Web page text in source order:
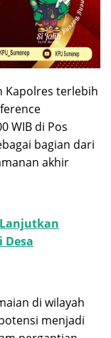
Kapolres terlebih
WIB di Pos
bagian dari
akhir
Desa
di wilayah
menjadi